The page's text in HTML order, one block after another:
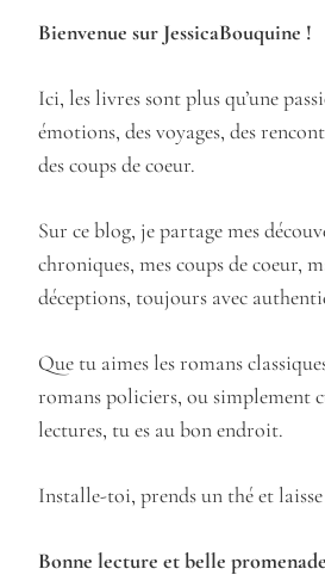
Bienvenue sur JessicaBouquine !
Ici, les livres sont plus qu’une
émotions, des voyages, des
des coups de coeur.
Sur ce blog, je partage mes
chroniques, mes coups de coeur,
déceptions, toujours avec
Que tu aimes les romans
romans policiers, ou simplement
lectures, tu es au bon endroit.
Installe-toi, prends un thé et laisse
Bonne lecture et belle